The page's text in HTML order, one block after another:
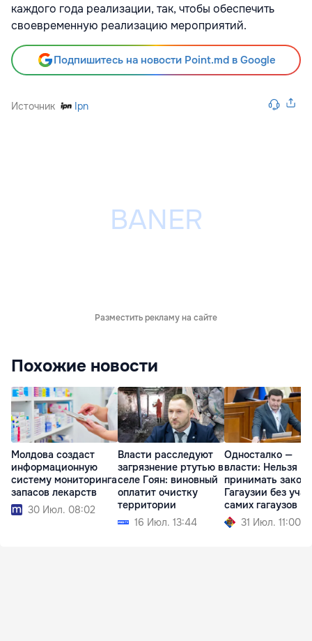
каждого года реализации, так, чтобы обеспечить
своевременную реализацию мероприятий.
Подпишитесь на новости Point.md в Google
Источник Ipn
Разместить рекламу на сайте
Похожие новости
Молдова создаст
информационную
систему мониторинга
запасов лекарств
30 Июл. 08:02
Власти расследуют
загрязнение ртутью в
селе Гоян: виновный
оплатит очистку
территории
16 Июл. 13:44
Односталко —
власти: Нельзя
принимать
Гагаузии без
самих гагаузов
31 Июл. 11:00